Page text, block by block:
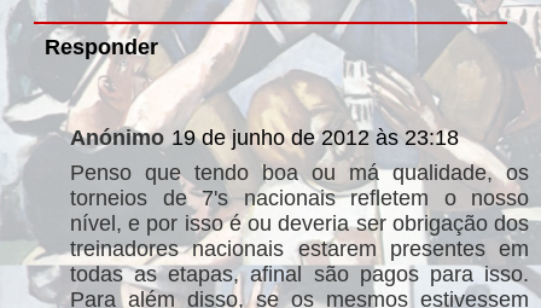
Responder
Anónimo 19 de junho de 2012 às 23:18
Penso que tendo boa ou má qualidade, os
torneios de 7's nacionais refletem o nosso
nível, e por isso é ou deveria ser obrigação dos
treinadores nacionais estarem presentes em
todas as etapas, afinal são pagos para isso.
Para além disso, se os mesmos estivessem